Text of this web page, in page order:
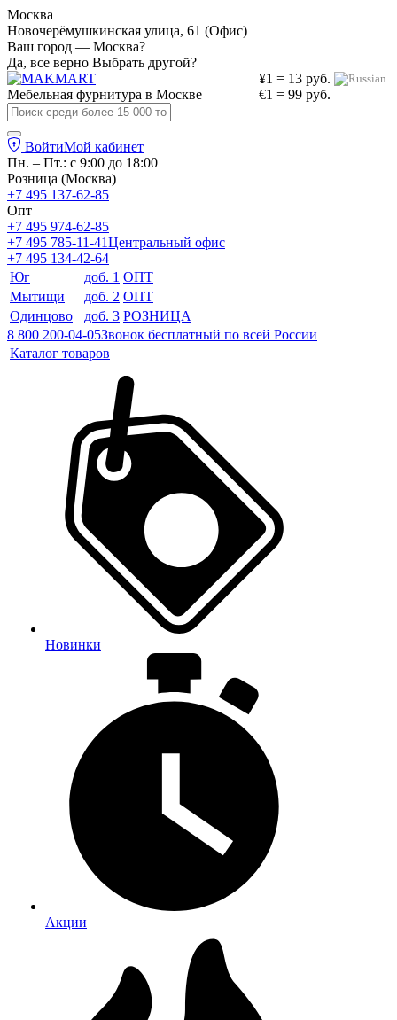
Москва
Новочерёмушкинская улица, 61 (Офис)
Ваш город — Москва?
Да, все верно Выбрать другой?
¥1 = 13 руб.
€1 = 99 руб.
Мебельная фурнитура в Москве
ВойтиМой кабинет
Пн. – Пт.: с 9:00 до 18:00
Розница (Москва)
+7 495 137-62-85
Опт
+7 495 974-62-85
+7 495 785-11-41Центральный офис
+7 495 134-42-64
Юг
доб. 1 ОПТ
Мытищи
доб. 2 ОПТ
Одинцово
доб. 3 РОЗНИЦА
8 800 200-04-05Звонок бесплатный по всей России
Каталог товаров
Новинки
Акции